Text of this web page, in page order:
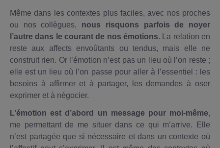
Même dans les contextes plus faciles, avec nos proches
ou nos collègues, nous risquons parfois de noyer
l’autre dans le courant de nos émotions. La relation en
reste aux affects envoûtants ou tendus, mais elle ne
construit rien. Or l’émotion n’est pas un lieu où l’on reste ;
elle est un lieu où l’on passe pour aller à l’essentiel : les
besoins à affirmer et à partager, les demandes à oser
exprimer et à négocier.
L’émotion est d’abord un message pour moi-même,
me permettant de me situer dans ce qui m’arrive. Elle
n’est partagée que si nécessaire et dans un contexte où